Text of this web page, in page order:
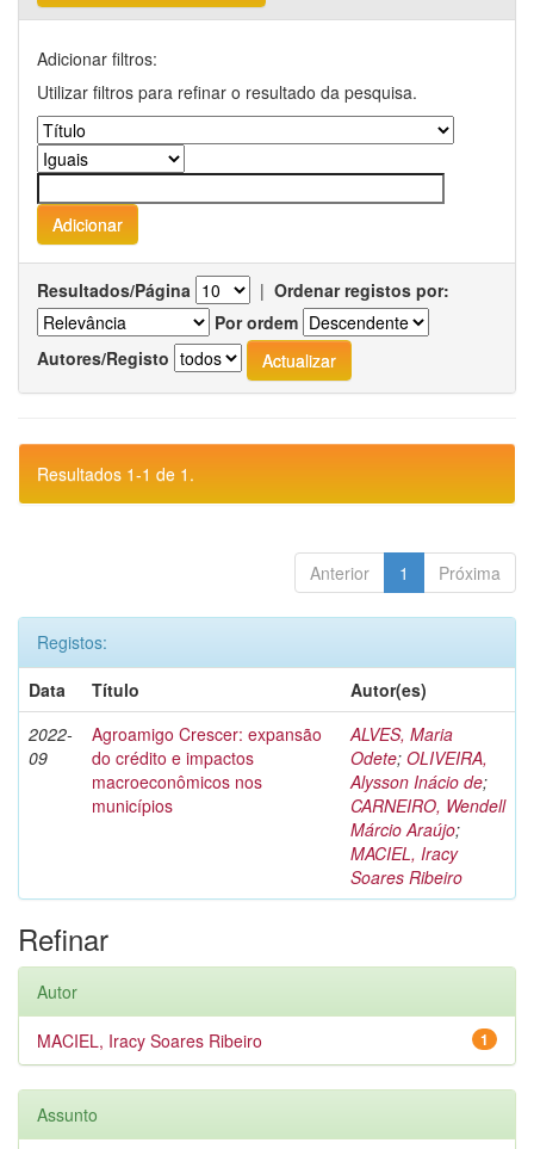
Adicionar filtros:
Utilizar filtros para refinar o resultado da pesquisa.
Resultados/Página | Ordenar registos por:
Por ordem
Autores/Registo
Resultados 1-1 de 1.
Anterior 1 Próxima
Registos:
Data
Título
Autor(es)
2022-
09
Agroamigo Crescer: expansão
do crédito e impactos
macroeconômicos nos
municípios
ALVES, Maria
Odete; OLIVEIRA,
Alysson Inácio de;
CARNEIRO, Wendell
Márcio Araújo;
MACIEL, Iracy
Soares Ribeiro
Refinar
Autor
1
MACIEL, Iracy Soares Ribeiro
Assunto